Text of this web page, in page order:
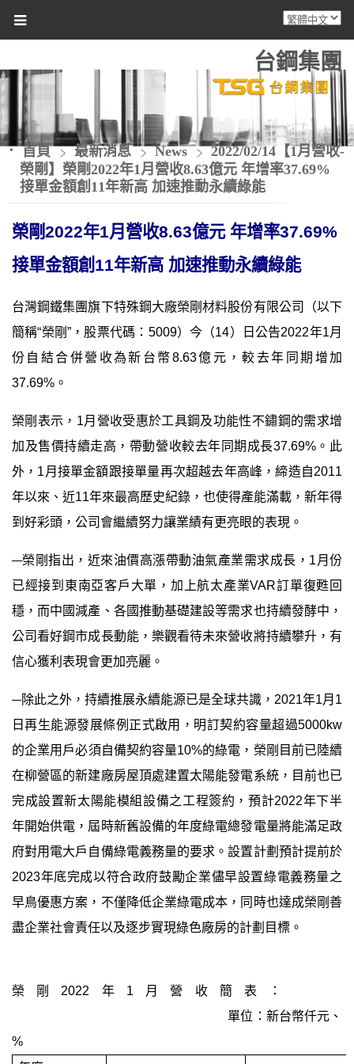
台鋼集團
首頁 最新消息 News
2022/02/14【1月營收-
榮剛】榮剛2022年1月營收8.63億元 年增率37.69%
接單金額創11年新高 加速推動永續綠能
榮剛2022年1月營收8.63億元 年增率37.69%
接單金額創 11年新高 加速推動永續綠能
台灣鋼鐵集團旗下特殊鋼大廠榮剛材料股份有限公司（以下
簡稱“榮剛” ，股票代碼： 5009）今（14）日公告2022年1月
份自結合併營收為新台幣8.63億元，較去年 同期增加
37.69% 。
榮剛表示， 1月營收受惠於工具鋼及功能性不鏽鋼的需求增
加及售價持續走高，帶動營收較去年同期成長37.69%。此
外， 1 月接單金額跟接單量再次超越去年高峰 ，締造自2011
年以來、近11年來最高歷史紀錄，也使得產能滿載，新年得
到好彩頭，公司會繼續努力讓業績有更亮眼的表現。
榮剛指出，近來油價高漲帶動油氣產業需求成長， 1 月份
已經接到東南亞客戶大單，加上航太產業VAR訂單復甦回
穩，而中國減產、各國推動基礎建設等需求也持續發酵中，
公司看好鋼市成長動能，樂觀看待未來營收將持續攀升，有
信心獲利表現會更加亮麗 。
除此之外， 持續推展永續能源已是全球共識， 2021年1月 1
日再生能源發展條例正式啟用，明訂契約容量超過5000kw
的企業用戶必須自備契約容量10%的綠電，榮剛目前已陸續
在柳營區的新建廠房屋頂處建置太陽能發電系統，目前也已
完成設置新太陽能模組設備之工程簽約，預計2022年下半
年開始供電，屆時新舊設備的年度綠電總發電量將能滿足政
府對用電大戶自備綠電義務量的要求 。設置計劃 預計提前於
2023年底完成以符合政府鼓勵企業儘早設置綠電義務量之
早鳥優惠方案，不僅降低企業綠電成本， 同時也達成榮剛善
盡企業社會責任以及逐步實現綠色廠房的計劃目標。
榮剛 2022 年 1 月營收簡表：
單位：新台幣仟元、
%